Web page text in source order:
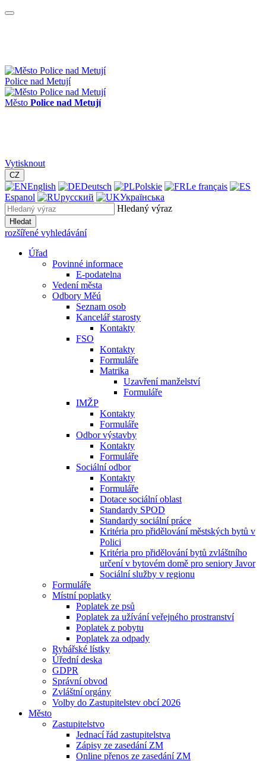
Police nad Metují
Město Police nad Metují
Vytisknout
CZ
English Deutsch Polskie
Le français
Espanol
русский
Українська
Hledaný výraz
Hledat
rozšířené vyhledávání
Úřad
Povinné informace
E-podatelna
Vedení města
Odbory Měú
Seznam osob
Kancelář starosty
Kontakty
FSO
Kontakty
Formuláře
Matrika
Uzavření manželství
Formuláře
IMŽP
Kontakty
Formuláře
Odbor výstavby
Kontakty
Formuláře
Sociální odbor
Kontakty
Formuláře
Dotace sociální oblast
Standardy SPOD
Standardy sociální práce
Kritéria pro přidělování městských bytů v
Polici
Kritéria pro přidělování bytů zvláštního
určení v bytovém domě pro seniory Javor
Sociální služby v regionu
Formuláře
Místní poplatky
Poplatek ze psů
Poplatek za užívání veřejného prostranství
Poplatek z pobytu
Poplatek za odpady
Rybářské lístky
Úřední deska
GDPR
Správní obvod
Zvláštní orgány
Volby do Zastupitelstev obcí 2026
Město
Zastupitelstvo
Jednací řád zastupitelstva
Zápisy ze zasedání ZM
Online přenos ze zasedání ZM